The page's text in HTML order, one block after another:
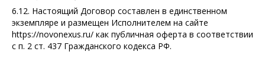
6.12. Настоящий Договор составлен в единственном
экземпляре и размещен Исполнителем на сайте
https://novonexus.ru/ как публичная оферта в соответствии
с п. 2 ст. 437 Гражданского кодекса РФ.